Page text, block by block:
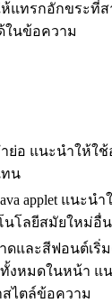
แทรกอักขระที่ส
ในข้อความ
ย่อ แนะนำให้ใช้
น
applet แนะนำ
นโลยีสมัยใหม่อื่
ดและสีฟอนต์เริ่
งหมดในหน้า แน
สไตล์ข้อความ